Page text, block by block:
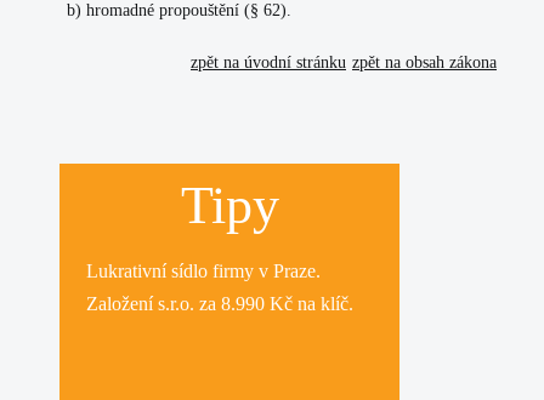
b) hromadné propouštění (§ 62).
zpět na obsah zákona
zpět na úvodní stránku
Tipy
Lukrativnísídlo firmy v Praze.
Založení s.r.o. za 8.990 Kč na klíč.